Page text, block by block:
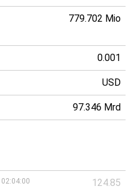
779.702 Mio
0.001
USD
97.346 Mrd
02:04:00 124.85